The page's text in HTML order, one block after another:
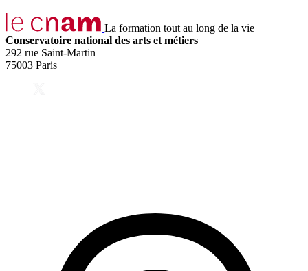
La formation tout au long de la vie
Conservatoire national des arts et métiers
292 rue Saint-Martin
75003 Paris